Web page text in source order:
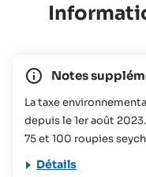
Notes
La taxe
depuis le 1er août
75 et 100 roupies
taille de
Détails